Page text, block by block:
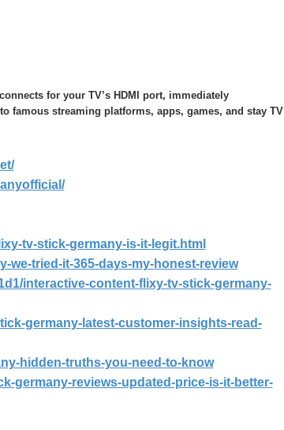
for your TV’s HDMI port, immediately
famous streaming platforms, apps, games, and stay TV
tv-stick-germany-is-it-legit.html
we-tried-it-365-days-my-honest-review
interactive-content-flixy-tv-stick-germany-
germany-latest-customer-insights-read-
hidden-truths-you-need-to-know
germany-reviews-updated-price-is-it-better-